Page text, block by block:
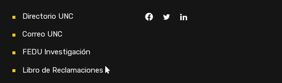
Directorio UNC
Correo UNC
FEDU Investigación
Libro de Reclamaciones